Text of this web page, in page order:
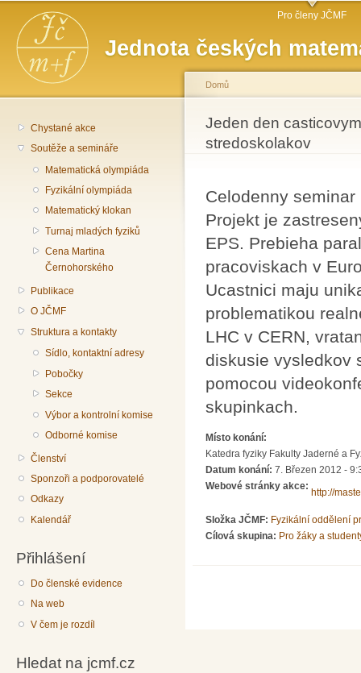
Jednota českých
Hlavní menu Pro členy JČMF
Chystané akce
Soutěže a semináře
Matematická olympiáda
Fyzikální olympiáda
Matematický klokan
Turnaj mladých fyziků
Cena Martina
Černohorského
Publikace
O JČMF
Struktura a kontakty
Sídlo, kontaktní adresy
Pobočky
Sekce
Výbor a kontrolní komise
Odborné komise
Členství
Sponzoři a podporovatelé
Odkazy
Kalendář
Přihlášení
Do členské evidence
Na web
V čem je rozdíl
Hledat na jcmf.cz
Jste zde
Domů
Jeden den
stredoskolakov
Celodenny
Projekt je
EPS. Prebieha
pracoviskach v
Ucastnici maju
problematikou
LHC v CERN,
diskusie vysledkov
pomocou
skupinkach.
Místo konání:
Katedra fyziky Fakulty Jaderné a
Datum konání: 7. Březen 2012 -
Webové stránky akce:
http://
Složka JČMF: Fyzikální oddělení
Cílová skupina: Pro žáky a